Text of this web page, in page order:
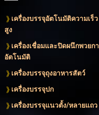
เครื่องบรรจุอัตโนมัติความเร็ว
สูง
เครื่องเชื่อมและปิดผนึกพวยกา
อัตโนมัติ
เครื่องบรรจุถุงอาหารสัตว์
เครื่องบรรจุปก
เครื่องบรรจุแนวตั้ง/หลายแถว